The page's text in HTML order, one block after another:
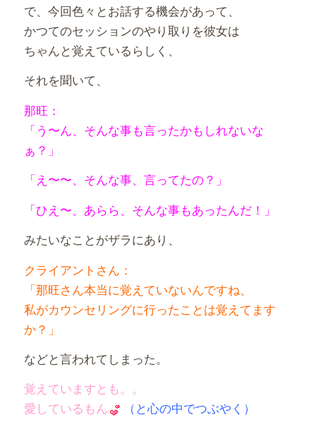
で、今回色々とお話する機会があって、
かつてのセッションのやり取りを彼女は
ちゃんと覚えているらしく、
それを聞いて、
那旺：
「う〜ん、そんな事も言ったかもしれないな
ぁ？」
「え〜〜、そんな事、言ってたの？」
「ひえ〜、あらら、そんな事もあったんだ！」
みたいなことがザラにあり、
クライアントさん：
「那旺さん本当に覚えていないんですね、
私がカウンセリングに行ったことは覚えてます
か？」
などと言われてしまった。
覚えていますとも。。
愛しているもん
（と心の中でつぶやく）